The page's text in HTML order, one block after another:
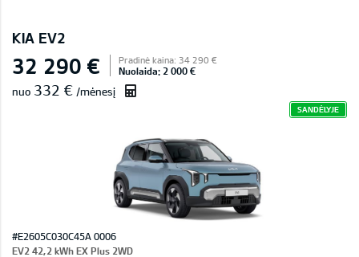
KIA EV2
32 290 € Pradinė kaina: 34 290 €
Nuolaida: 2 000 €
nuo 332 € /mėnesį
SANDĖLYJE
#E2605C030C45A 0006
EV2 42,2 kWh EX Plus 2WD